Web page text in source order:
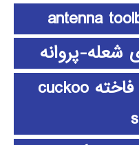
شعله-پروانه
الگوریتم جستجوی فاخته cuckoo